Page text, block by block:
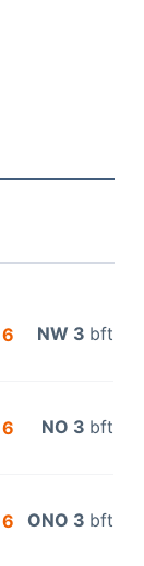
6 NW 3 bft
6 NO 3 bft
6 ONO 3 bft